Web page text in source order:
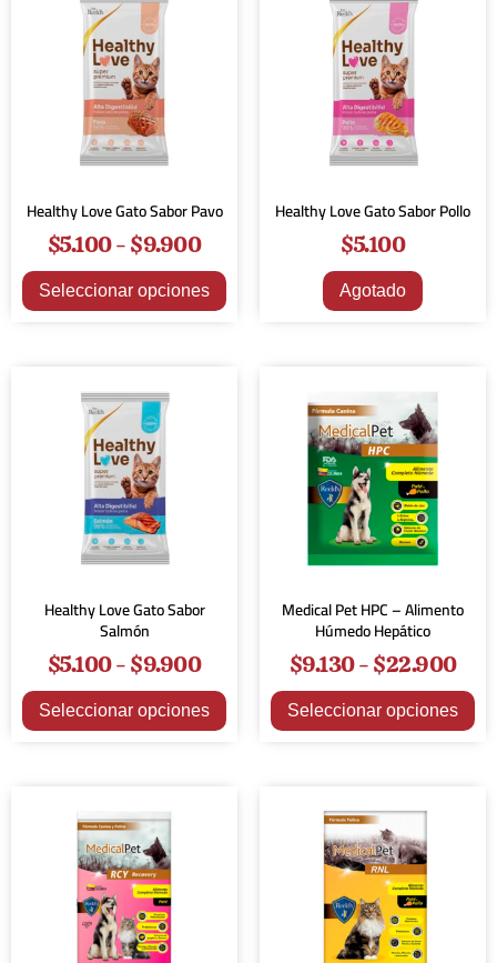
Healthy Love Gato Sabor Pavo
$5.100-$9.900
Seleccionar opciones
Healthy Love Gato Sabor Pollo
$5.100
Agotado
Healthy Love Gato Sabor
Salmón
$5.100-$9.900
Seleccionar opciones
Medical Pet HPC – Alimento
Húmedo Hepático
$9.130-$22.900
Seleccionar opciones